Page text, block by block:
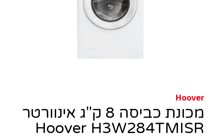
Hoover
מכונת כביסה 8 ק"ג אינוורטר
Hoover H3W284TMISR